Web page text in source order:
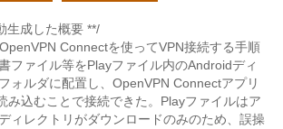
生成した概要 **/
Connectを使ってVPN接続する手順
ファイル等をPlayファイル内のAndroidディ
ォルダに配置し、OpenVPN Connectアプリ
み込むことで接続できた。Playファイルはア
ィレクトリがダウンロードのみのため、誤操